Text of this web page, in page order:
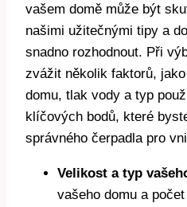
vašem domě může být
našimi užitečnými tipy a
snadno rozhodnout. Při
zvážit několik faktorů,
domu, tlak vody a typ
klíčových bodů, které
správného čerpadla pro
Velikost a typ
vašeho domu a